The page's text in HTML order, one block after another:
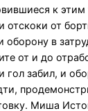
к этим
отскоки от
оборону в
от и до
гол забил, и
Миша